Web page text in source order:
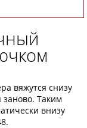
вяжутся снизу
заново. Таким
внизу